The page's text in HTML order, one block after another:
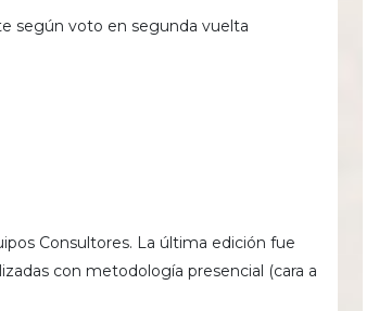
según voto en segunda vuelta
Consultores. La última edición fue
con metodología presencial (cara a